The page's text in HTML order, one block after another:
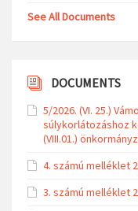
See All Documents
DOCUMENTS
5/2026. (VI. 25.)
súlykorlátozáshoz
(VIII.01.)
4. számú melléklet
3. számú melléklet